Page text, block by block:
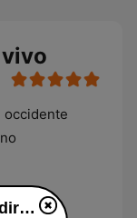
occidente
Radio Imaginación en directo